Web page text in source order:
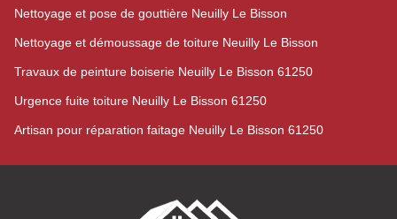
Nettoyage et pose de gouttière Neuilly Le Bisson
Nettoyage et démoussage de toiture Neuilly Le Bisson
Travaux de peinture boiserie Neuilly Le Bisson 61250
Urgence fuite toiture Neuilly Le Bisson 61250
Artisan pour réparation faitage Neuilly Le Bisson 61250